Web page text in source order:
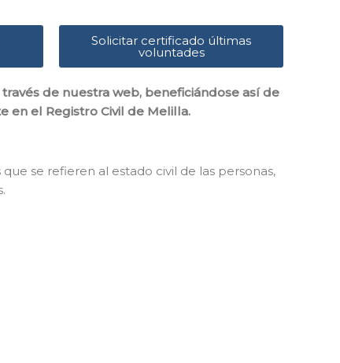
Solicitar certificado últimas
voluntades
de nuestra web, beneficiándose así de
en el Registro Civil de Melilla.
se refieren al estado civil de las personas,